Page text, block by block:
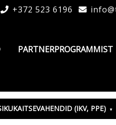
+372 523 6196
PARTNERPROGRAMMIST
(IKV, PPE)